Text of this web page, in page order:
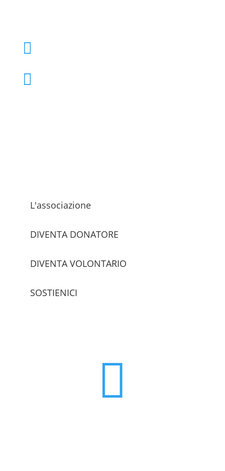


L'associazione
DIVENTA DONATORE
DIVENTA VOLONTARIO
SOSTIENICI
